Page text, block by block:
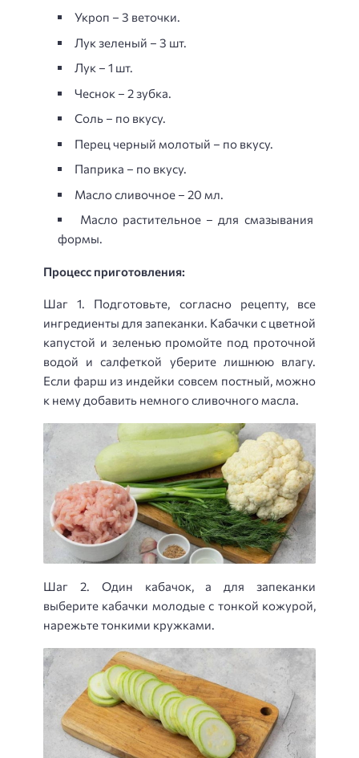
Укроп – 3 веточки.
Лук зеленый – 3 шт.
Лук – 1 шт.
Чеснок – 2 зубка.
Соль – по вкусу.
Перец черный молотый – по вкусу.
Паприка – по вкусу.
Масло сливочное – 20 мл.
Масло растительное – для смазывания
формы.
Процесс приготовления:
Шаг 1. Подготовьте, согласно рецепту, все
ингредиенты для запеканки. Кабачки с цветной
капустой и зеленью промойте под проточной
водой и салфеткой уберите лишнюю влагу.
Если фарш из индейки совсем постный, можно
к нему добавить немного сливочного масла.
Шаг 2. Один кабачок, а для запеканки
выберите кабачки молодые с тонкой кожурой,
нарежьте тонкими кружками.